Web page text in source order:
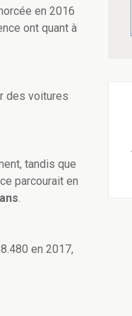
en 2016
ont quant à
des voitures
tandis que
parcourait en
.
en 2017,